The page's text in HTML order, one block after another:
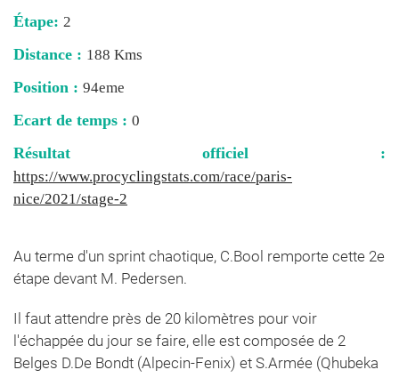
Étape: 2
Distance : 188 Kms
Position : 94eme
Ecart de temps : 0
Résultat officiel :
https://www.procyclingstats.com/race/paris-
nice/2021/stage-2
Au terme d'un sprint chaotique, C.Bool remporte cette 2e
étape devant M. Pedersen.
Il faut attendre près de 20 kilomètres pour voir
l'échappée du jour se faire, elle est composée de 2
Belges D.De Bondt (Alpecin-Fenix) et S.Armée (Qhubeka